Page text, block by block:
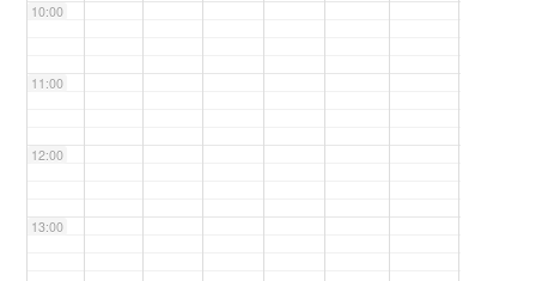
10:00
11:00
12:00
13:00